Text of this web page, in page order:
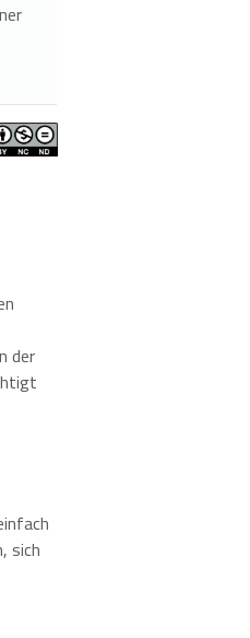
der
sich